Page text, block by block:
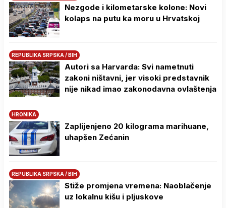
Nezgode i kilometarske kolone: Novi
kolaps na putu ka moru u Hrvatskoj
REPUBLIKA SRPSKA / BIH
Autori sa Harvarda: Svi nametnuti
zakoni ništavni, jer visoki predstavnik
nije nikad imao zakonodavna ovlaštenja
HRONIKA
Zaplijenjeno 20 kilograma marihuane,
uhapšen Zećanin
REPUBLIKA SRPSKA / BIH
Stiže promjena vremena: Naoblačenje
uz lokalnu kišu i pljuskove